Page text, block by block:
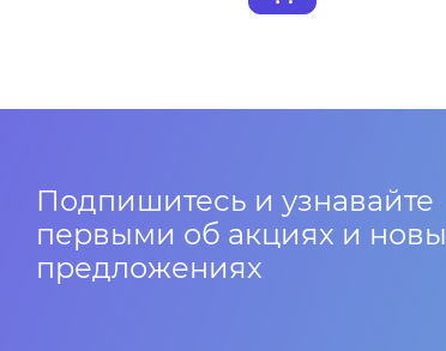
Подпишитесь и узнавайте
первыми об акциях и
предложениях